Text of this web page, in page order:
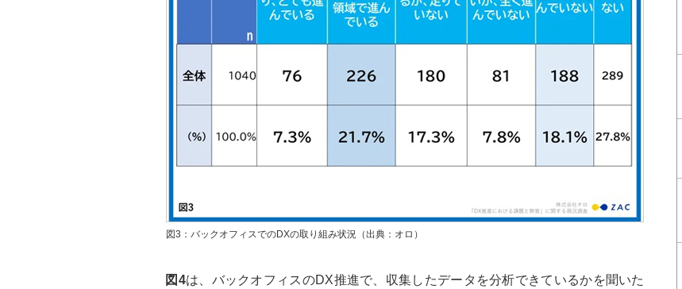
図3：バックオフィスでのDXの取り組み状況（出典：オロ）
図4は、バックオフィスのDX推進で、収集したデータを分析できているかを聞いた